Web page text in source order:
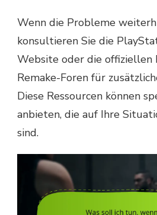
Wenn die Probleme
konsultieren Sie die
Website oder die offiziellen
Remake-Foren für
Diese Ressourcen können
anbieten, die auf Ihre
sind.